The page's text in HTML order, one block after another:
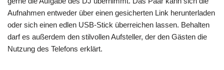
Aufnahmen entweder über einen gesicherten Link herunterladen
oder sich einen edlen USB-Stick überreichen lassen. Behalten
darf es außerdem den stilvollen Aufsteller, der den Gästen die
Nutzung des Telefons erklärt.